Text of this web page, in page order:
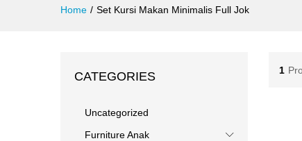
Home / Set Kursi Makan Minimalis Full Jok
1
CATEGORIES
Uncategorized
Furniture Anak